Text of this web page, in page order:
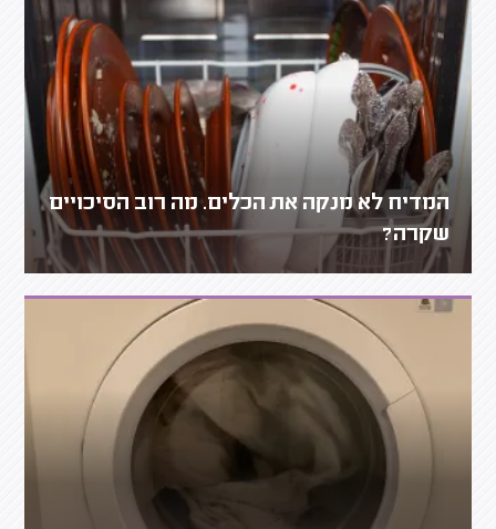
המדיח לא מנקה את הכלים. מה רוב הסיכויים
שקרה?